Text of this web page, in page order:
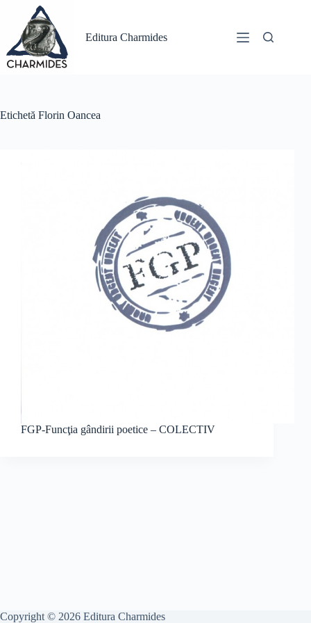
conținut
Editura Charmides
Etichetă Florin Oancea
FGP-Funcţia gândirii poetice – COLECTIV
Copyright © 2026 Editura Charmides